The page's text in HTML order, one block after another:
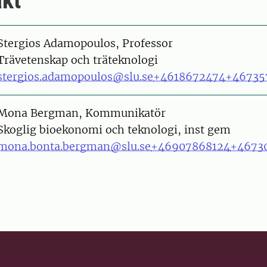
Adamopoulos, Professor
och träteknologi
+4618672474
Bergman, Kommunikatör
bioekonomi och teknologi, inst gem
+46907868124